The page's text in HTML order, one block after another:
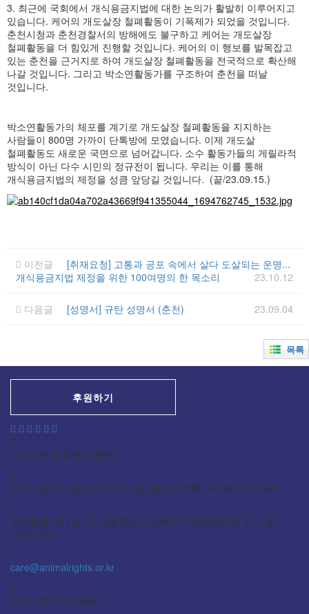
3. 최근에 국회에서 개식용금지법에 대한 논의가 활발히 이루어지고
있습니다. 케어의 개도살장 철폐활동이 기폭제가 되었을 것입니다.
춘천시청과 춘천경찰서의 방해에도 불구하고 케어는 개도살장
철폐활동을 더 힘있게 진행할 것입니다. 케어의 이 행보를 발목잡고
있는 춘천을 근거지로 하여 개도살장 철폐활동을 전국적으로 확산해
나갈 것입니다. 그리고 박소연활동가를 구조하여 춘천을 떠날
것입니다.
박소연활동가의 체포를 계기로 개도살장 철폐활동을 지지하는
사람들이 800명 가까이 단톡방에 모였습니다. 이제 개도살
철폐활동도 새로운 국면으로 넘어갑니다. 소수 활동가들의 게릴라적
방식이 아닌 다수 시민의 정규전이 됩니다. 우리는 이를 통해
개식용금지법의 제정을 성큼 앞당길 것입니다. (끝/23.09.15.)
이전글
[취재요청] 고통과 공포 속에서 살다 도살되는 운명...
개식용금지법 제정을 위한 100여명의 한 목소리
23.10.12
다음글 [성명서] 규탄 성명서 (춘천) 23.09.04
목록
후원하기
사단법인 동물권단체케어
주소: 경기도 용인시 수지구 광교중앙로 298, 903호 (우)16943
후원물품 보내실 곳: 서울특별시 영등포구 양평로22길 31, 1층
(우)07203
care@animalrights.or.kr
전화: 02) 313-8886